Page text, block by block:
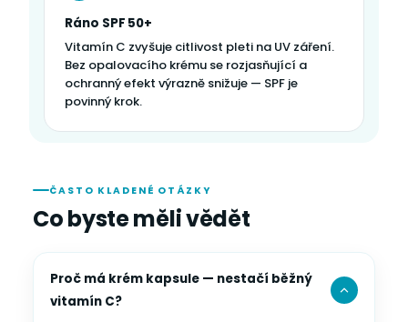
Ráno SPF 50+
Vitamín C zvyšuje citlivost pleti na UV záření.
Bez opalovacího krému se rozjasňující a
ochranný efekt výrazně snižuje — SPF je
povinný krok.
ČASTO KLADENÉ OTÁZKY
Co byste měli vědět
Proč má krém kapsule — nestačí běžný
vitamín C?